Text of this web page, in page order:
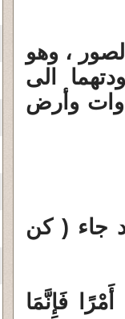
، وهو
الى
وأرض
جاء ( كن
فَإِنَّمَا